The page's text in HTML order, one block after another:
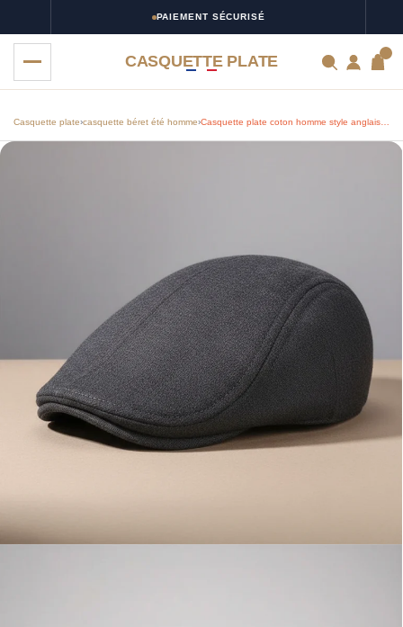
PAIEMENT SÉCURISÉ
CASQUETTE PLATE
Casquette plate›casquette béret été homme›